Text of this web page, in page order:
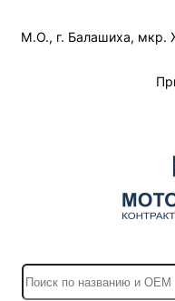
М.О., г. Балашиха, мкр.